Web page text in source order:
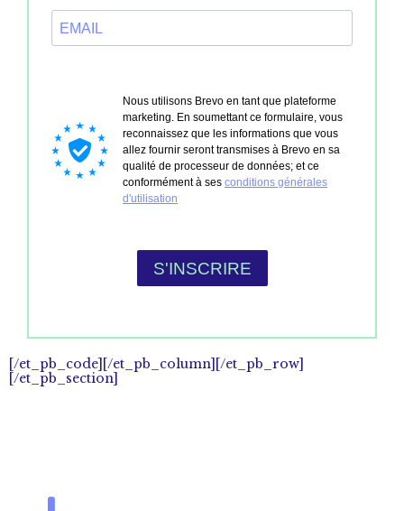
[/et_pb_code][/et_pb_column][/et_pb_row]
[/et_pb_section]